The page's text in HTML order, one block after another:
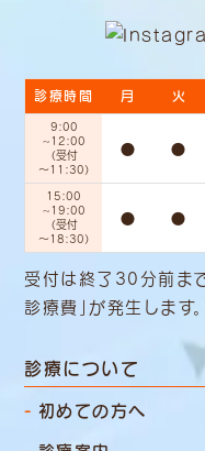
診療時間 月 火
9:00
~12:00
（受付
～11:30）
● ●
15:00
~19:00
（受付
～18:30）
● ●
受付は終了30分前ま
診療費」 が発生します
診療について
初めての方へ